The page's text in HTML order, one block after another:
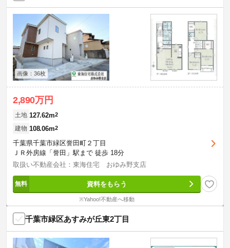
画像：36枚
2,890万円
土地 127.62m2
建物 108.06m2
千葉県千葉市緑区誉田町２丁目
ＪＲ外房線「誉田」駅まで 徒歩 18分
取扱い不動産会社：東海住宅 おゆみ野支店
資料をもらう
※Yahoo!不動産へ移動
千葉市緑区あすみが丘東2丁目